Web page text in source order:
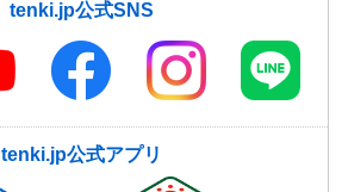
tenki.jp公式SNS
tenki.jp公式アプリ